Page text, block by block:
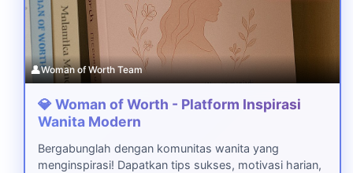
👤Woman of Worth Team
💎 Woman of Worth - Platform Inspirasi
Wanita Modern
Bergabunglah dengan komunitas wanita yang
menginspirasi! Dapatkan tips sukses, motivasi harian,